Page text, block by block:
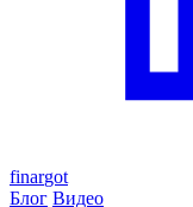
finargot
Блог Видео